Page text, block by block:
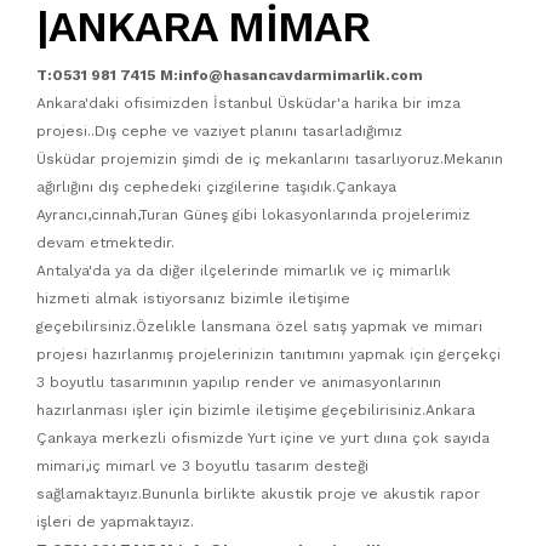
|ANKARA MİMAR
T:0531 981 7415 M:info@hasancavdarmimarlik.com
Ankara'daki ofisimizden İstanbul Üsküdar'a harika bir imza
projesi..Dış cephe ve vaziyet planını tasarladığımız
Üsküdar projemizin şimdi de iç mekanlarını tasarlıyoruz.Mekanın
ağırlığını dış cephedeki çizgilerine taşıdık.Çankaya
Ayrancı,cinnah,Turan Güneş gibi lokasyonlarında projelerimiz
devam etmektedir.
Antalya'da ya da diğer ilçelerinde mimarlık ve iç mimarlık
hizmeti almak istiyorsanız bizimle iletişime
geçebilirsiniz.Özelikle lansmana özel satış yapmak ve mimari
projesi hazırlanmış projelerinizin tanıtımını yapmak için gerçekçi
3 boyutlu tasarımının yapılıp render ve animasyonlarının
hazırlanması işler için bizimle iletişime geçebilirisiniz.Ankara
Çankaya merkezli ofismizde Yurt içine ve yurt dıına çok sayıda
mimari,iç mimarl ve 3 boyutlu tasarım desteği
sağlamaktayız.Bununla birlikte akustik proje ve akustik rapor
işleri de yapmaktayız.